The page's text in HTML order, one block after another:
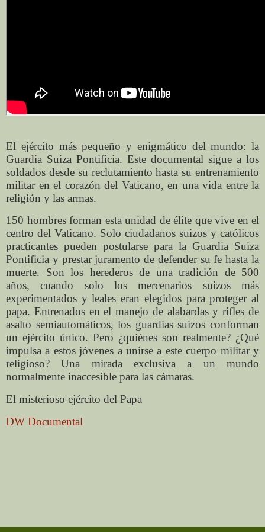
El ejército más pequeño y enigmático del mundo: la
Guardia Suiza Pontificia. Este documental sigue a los
soldados desde su reclutamiento hasta su entrenamiento
militar en el corazón del Vaticano, en una vida entre la
religión y las armas.
150 hombres forman esta unidad de élite que vive en el
centro del Vaticano. Solo ciudadanos suizos y católicos
practicantes pueden postularse para la Guardia Suiza
Pontificia y prestar juramento de defender su fe hasta la
muerte. Son los herederos de una tradición de 500
años, cuando solo los mercenarios suizos más
experimentados y leales eran elegidos para proteger al
papa. Entrenados en el manejo de alabardas y rifles de
asalto semiautomáticos, los guardias suizos conforman
un ejército único. Pero ¿quiénes son realmente? ¿Qué
impulsa a estos jóvenes a unirse a este cuerpo militar y
religioso? Una mirada exclusiva a un mundo
normalmente inaccesible para las cámaras.
El misterioso ejército del Papa
DW Documental